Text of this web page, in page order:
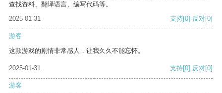
查找资料、翻译语言、编写代码等。
2025-01-31
支持[0] 反对[0]
游客
这款游戏的剧情非常感人，让我久久不能忘怀。
2025-01-31 支持[0] 反对[0]
游客